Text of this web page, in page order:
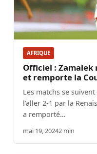
AFRIQUE
Officiel : Zamalek
et remporte la
Les matchs se
l’aller 2-1 par la
a remporté…
mai 19, 20242 min